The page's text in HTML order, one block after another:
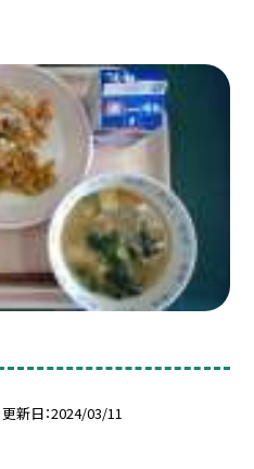
更新日 2024/03/11